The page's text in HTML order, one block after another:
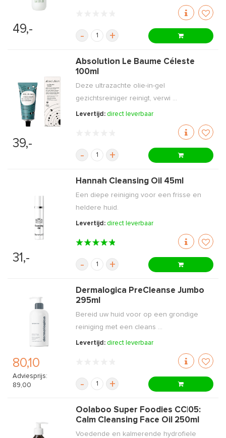
49,-
- +
39,-
Absolution Le Baume Céleste
100ml
Deze ultrazachte olie-in-gel
gezichtsreiniger reinigt, verwi ...
Levertijd: direct leverbaar
- +
31,-
Hannah Cleansing Oil 45ml
Een diepe reiniging voor een frisse en
heldere huid.
Levertijd: direct leverbaar
- +
80,10
Adviesprijs:
89,00
Dermalogica PreCleanse Jumbo
295ml
Bereid uw huid voor op een grondige
reiniging met een cleans ...
Levertijd: direct leverbaar
- +
Oolaboo Super Foodies CC|05:
Calm Cleansing Face Oil 250ml
Voedende en kalmerende hydrofiele